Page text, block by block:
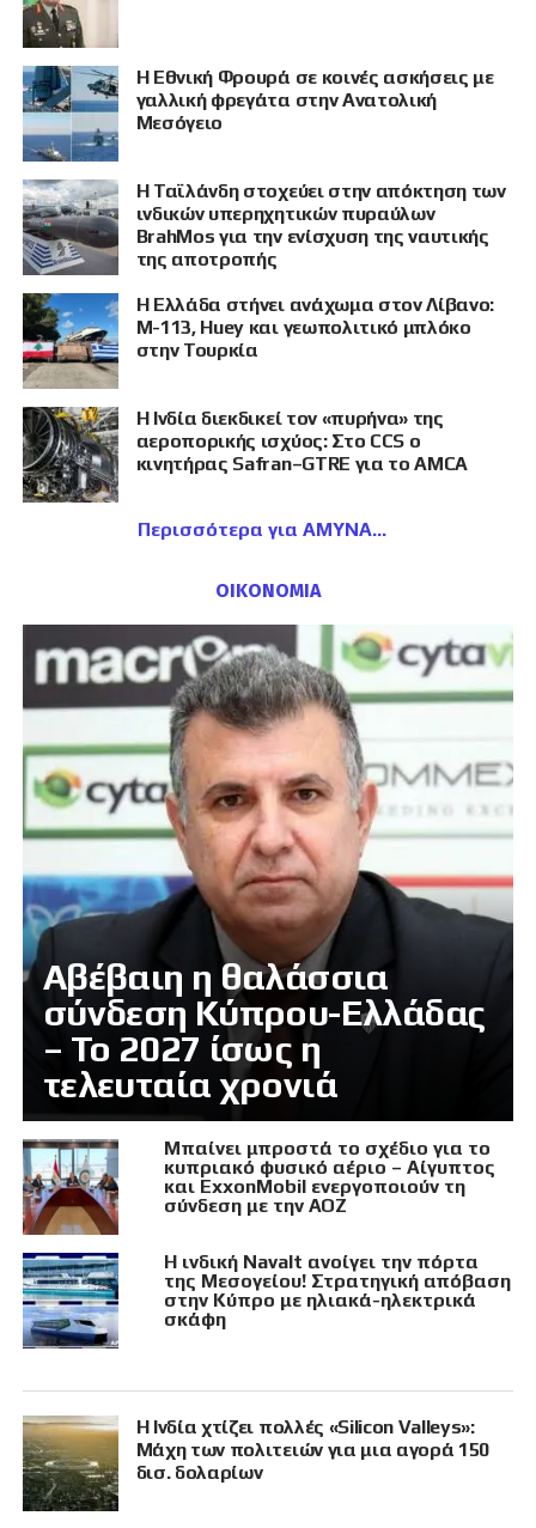
Η Εθνική Φρουρά σε κοινές ασκήσεις με
γαλλική φρεγάτα στην Ανατολική
Μεσόγειο
Η Ταϊλάνδη στοχεύει στην απόκτηση των
ινδικών υπερηχητικών πυραύλων
BrahMos για την ενίσχυση της ναυτικής
της αποτροπής
Η Ελλάδα στήνει ανάχωμα στον Λίβανο:
M-113, Huey και γεωπολιτικό μπλόκο
στην Τουρκία
Η Ινδία διεκδικεί τον «πυρήνα» της
αεροπορικής ισχύος: Στο CCS ο
κινητήρας Safran–GTRE για το AMCA
Περισσότερα για ΑΜΥΝΑ
ΟΙΚΟΝΟΜΙΑ
Αβέβαιη η θαλάσσια
σύνδεση Κύπρου-Ελλάδας
– Το 2027 ίσως η
τελευταία χρονιά
Μπαίνει μπροστά το σχέδιο για το
κυπριακό φυσικό αέριο – Αίγυπτος
και ExxonMobil ενεργοποιούν τη
σύνδεση με την ΑΟΖ
Η ινδική Navalt ανοίγει την πόρτα
της Μεσογείου! Στρατηγική απόβαση
στην Κύπρο με ηλιακά-ηλεκτρικά
σκάφη
Η Ινδία χτίζει πολλές «Silicon Valleys»:
Μάχη των πολιτειών για μια αγορά 150
δισ. δολαρίων